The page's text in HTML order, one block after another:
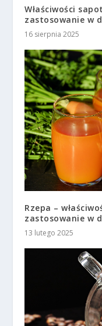
Właściwości
zastosowanie w
16 sierpnia 2025
Rzepa –
zastosowanie w
13 lutego 2025